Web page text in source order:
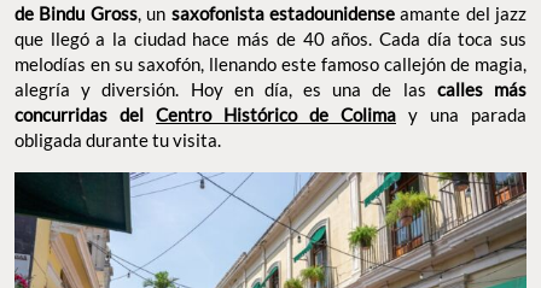
de Bindu Gross, un saxofonista estadounidenseamante del jazz
que llegó a la ciudad hace más de 40 años. Cada día toca sus
melodías en su saxofón, llenando este famoso callejón de magia,
alegría y diversión. Hoy en día, es una de las calles más
concurridas del Centro Histórico de Colima y una parada
obligada durante tu visita.